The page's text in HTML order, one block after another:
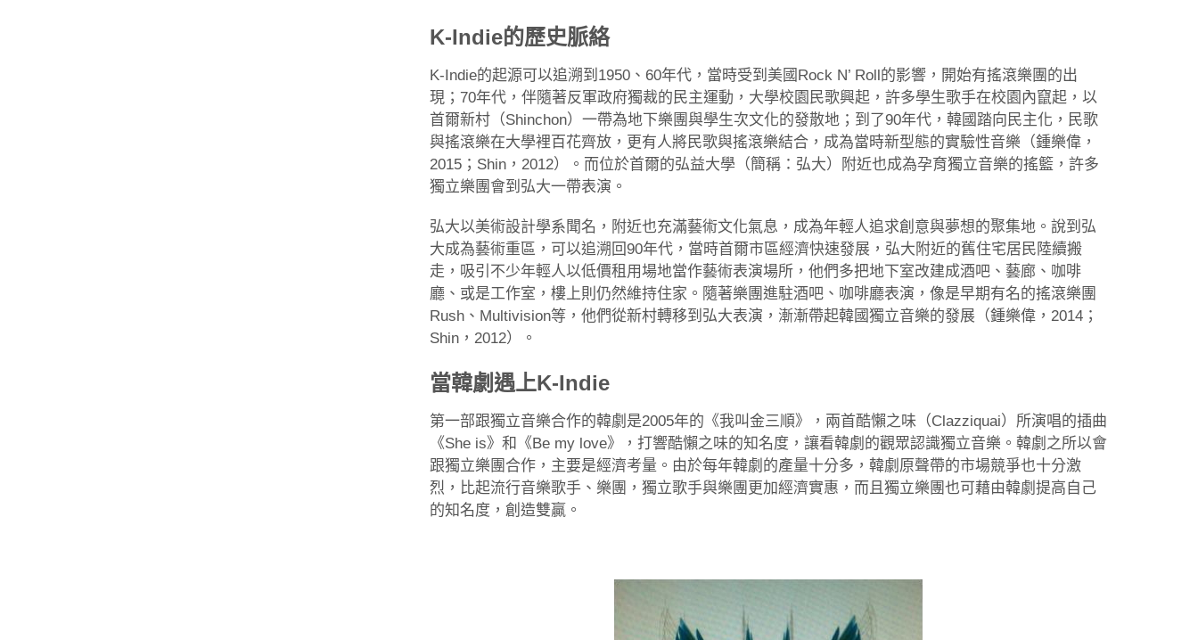
K-Indie的歷史脈絡
K-Indie的起源可以追溯到1950、60年代，當時受到美國Rock N’ Roll的影響，開始有搖滾樂團的出
現；70年代，伴隨著反軍政府獨裁的民主運動，大學校園民歌興起，許多學生歌手在校園內竄起，以
首爾新村（Shinchon）一帶為地下樂團與學生次文化的發散地；到了90年代，韓國踏向民主化，民歌
與搖滾樂在大學裡百花齊放，更有人將民歌與搖滾樂結合，成為當時新型態的實驗性音樂（鍾樂偉，
2015；Shin，2012）。而位於首爾的弘益大學（簡稱：弘大）附近也成為孕育獨立音樂的搖籃，許多
獨立樂團會到弘大一帶表演。
弘大以美術設計學系聞名，附近也充滿藝術文化氣息，成為年輕人追求創意與夢想的聚集地。說到弘
大成為藝術重區，可以追溯回90年代，當時首爾市區經濟快速發展，弘大附近的舊住宅居民陸續搬
走，吸引不少年輕人以低價租用場地當作藝術表演場所，他們多把地下室改建成酒吧、藝廊、咖啡
廳、或是工作室，樓上則仍然維持住家。隨著樂團進駐酒吧、咖啡廳表演，像是早期有名的搖滾樂團
Rush、Multivision等，他們從新村轉移到弘大表演，漸漸帶起韓國獨立音樂的發展（鍾樂偉，2014；
Shin，2012）。
當韓劇遇上K-Indie
第一部跟獨立音樂合作的韓劇是2005年的《我叫金三順》，兩首酷懶之味（Clazziquai）所演唱的插曲
《She is》和《Be my love》，打響酷懶之味的知名度，讓看韓劇的觀眾認識獨立音樂。韓劇之所以會
跟獨立樂團合作，主要是經濟考量。由於每年韓劇的產量十分多，韓劇原聲帶的市場競爭也十分激
烈，比起流行音樂歌手、樂團，獨立歌手與樂團更加經濟實惠，而且獨立樂團也可藉由韓劇提高自己
的知名度，創造雙贏。